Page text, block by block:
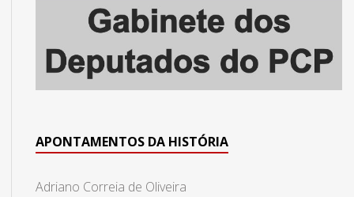
APONTAMENTOS DA HISTÓRIA
Adriano Correia de Oliveira